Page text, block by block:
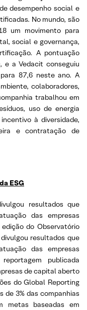
desempenho social e
No mundo, são
um movimento para
social e governança,
A pontuação
e a Vedacit conseguiu
87,6 neste ano. A
colaboradores,
trabalhou em
uso de energia
à diversidade,
e contratação de
ESG
resultados que
das empresas
do Observatório
resultados que
das empresas
publicada
de capital aberto
do Global Reporting
de 3% das companhias
metas baseadas em